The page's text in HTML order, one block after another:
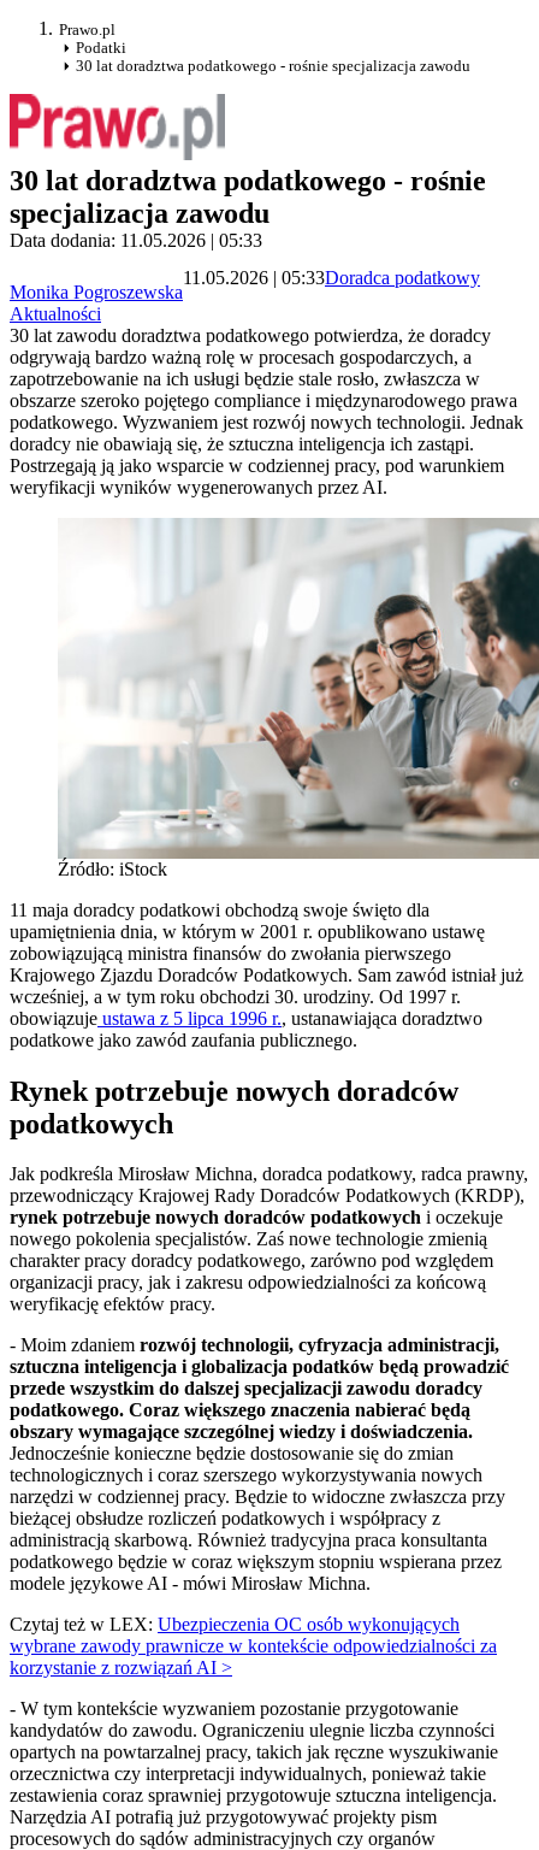
Prawo.pl
Podatki
30 lat doradztwa podatkowego - rośnie specjalizacja zawodu
30 lat doradztwa podatkowego - rośnie
specjalizacja zawodu
Data dodania: 11.05.2026 | 05:33
Monika Pogroszewska
11.05.2026 | 05:33Doradca podatkowy
Aktualności
30 lat zawodu doradztwa podatkowego potwierdza, że doradcy
odgrywają bardzo ważną rolę w procesach gospodarczych, a
zapotrzebowanie na ich usługi będzie stale rosło, zwłaszcza w
obszarze szeroko pojętego compliance i międzynarodowego prawa
podatkowego. Wyzwaniem jest rozwój nowych technologii. Jednak
doradcy nie obawiają się, że sztuczna inteligencja ich zastąpi.
Postrzegają ją jako wsparcie w codziennej pracy, pod warunkiem
weryfikacji wyników wygenerowanych przez AI.
Źródło: iStock
11 maja doradcy podatkowi obchodzą swoje święto dla
upamiętnienia dnia, w którym w 2001 r. opublikowano ustawę
zobowiązującą ministra finansów do zwołania pierwszego
Krajowego Zjazdu Doradców Podatkowych. Sam zawód istniał już
wcześniej, a w tym roku obchodzi 30. urodziny. Od 1997 r.
obowiązuje ustawa z 5 lipca 1996 r., ustanawiająca doradztwo
podatkowe jako zawód zaufania publicznego.
Rynek potrzebuje nowych doradców
podatkowych
Jak podkreśla Mirosław Michna, doradca podatkowy, radca prawny,
przewodniczący Krajowej Rady Doradców Podatkowych (KRDP),
rynek potrzebuje nowych doradców podatkowych i oczekuje
nowego pokolenia specjalistów. Zaś nowe technologie zmienią
charakter pracy doradcy podatkowego, zarówno pod względem
organizacji pracy, jak i zakresu odpowiedzialności za końcową
weryfikację efektów pracy.
- Moim zdaniem rozwój technologii, cyfryzacja administracji,
sztuczna inteligencja i globalizacja podatków będą prowadzić
przede wszystkim do dalszej specjalizacji zawodu doradcy
podatkowego. Coraz większego znaczenia nabierać będą
obszary wymagające szczególnej wiedzy i doświadczenia.
Jednocześnie konieczne będzie dostosowanie się do zmian
technologicznych i coraz szerszego wykorzystywania nowych
narzędzi w codziennej pracy. Będzie to widoczne zwłaszcza przy
bieżącej obsłudze rozliczeń podatkowych i współpracy z
administracją skarbową. Również tradycyjna praca konsultanta
podatkowego będzie w coraz większym stopniu wspierana przez
modele językowe AI - mówi Mirosław Michna.
Czytaj też w LEX: Ubezpieczenia OC osób wykonujących
wybrane zawody prawnicze w kontekście odpowiedzialności za
korzystanie z rozwiązań AI >
- W tym kontekście wyzwaniem pozostanie przygotowanie
kandydatów do zawodu. Ograniczeniu ulegnie liczba czynności
opartych na powtarzalnej pracy, takich jak ręczne wyszukiwanie
orzecznictwa czy interpretacji indywidualnych, ponieważ takie
zestawienia coraz sprawniej przygotowuje sztuczna inteligencja.
Narzędzia AI potrafią już przygotowywać projekty pism
procesowych do sądów administracyjnych czy organów